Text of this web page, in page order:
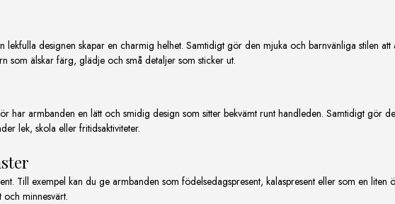
designen skapar en charmig helhet. Samtidigt gör den mjuka och barnvänliga stilen
som älskar färg, glädje och små detaljer som sticker ut.
har armbanden en lätt och smidig design som sitter bekvämt runt handleden. Samtidigt gör
lek, skola eller fritidsaktiviteter.
Till exempel kan du ge armbanden som födelsedagspresent, kalaspresent eller som en
minnesvärt.